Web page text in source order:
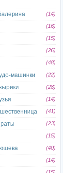
(14)
(16)
(15)
(26)
(48)
машинки (22)
(28)
(14)
(41)
(23)
(15)
(40)
(14)